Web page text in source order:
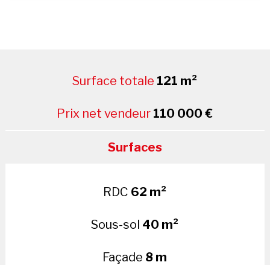
Surface totale 121 m²
Prix net vendeur 110 000 €
Surfaces
RDC 62 m²
Sous-sol 40 m²
Façade 8 m